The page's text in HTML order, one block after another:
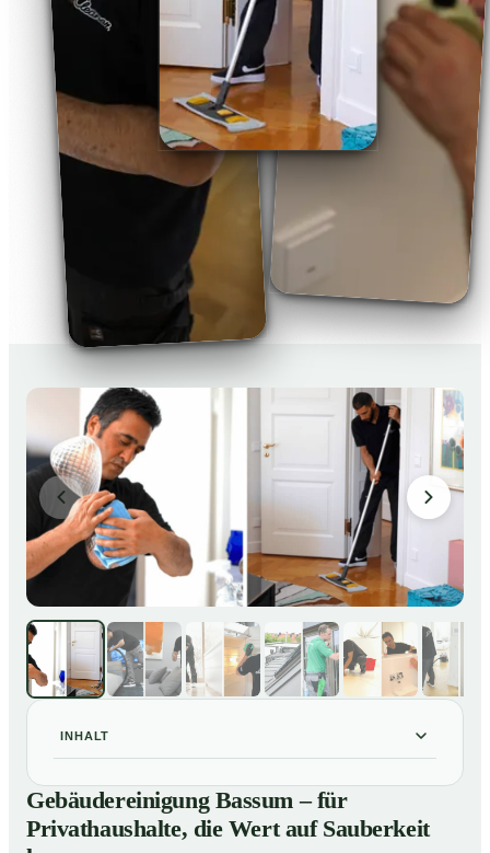
INHALT
01Gebäudereinigung Bassum – für Privathaushalte, die
Wert auf Sauberkeit legen
Gebäudereinigung Bassum – für
Privathaushalte, die Wert auf Sauberkeit